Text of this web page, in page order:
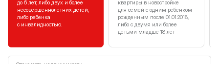
до 6 лет, либо двух и более
несовершеннолетних детей,
либо ребенка
с инвалидностью.
квартиры в новостройке
для семей с одним ребенком
рожденным после 01.01.2018,
либо с двумя или более
детьми младше 18 лет